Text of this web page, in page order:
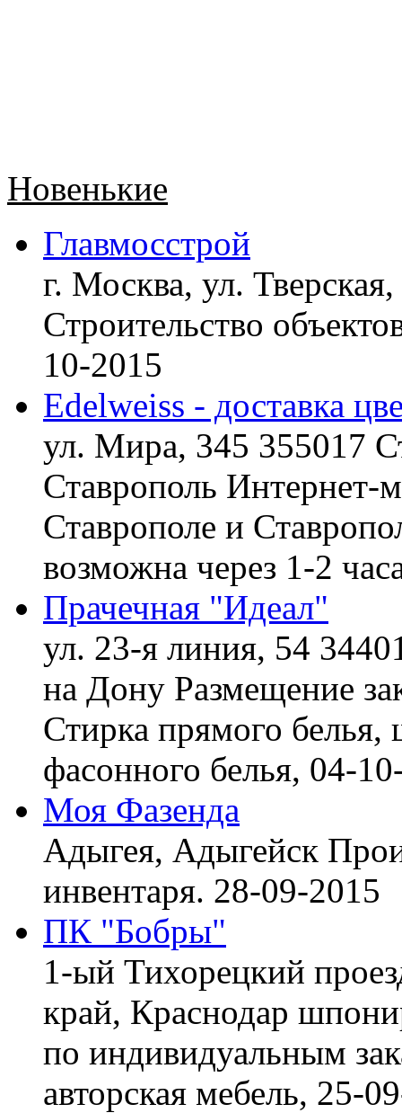
Новенькие
Главмосстрой
г. Москва, ул.
Строительство
10-2015
Edelweiss - доставка
ул. Мира, 345 355017
Ставрополь Интернет-
Ставрополе и
возможна через 1-2
Прачечная "Идеал"
ул. 23-я линия, 54
на Дону Размещение
Стирка прямого
фасонного белья, 04-
Моя Фазенда
Адыгея, Адыгейск
инвентаря. 28-09-2015
ПК "Бобры"
1-ый Тихорецкий
край, Краснодар
по индивидуальным
авторская мебель, 25-